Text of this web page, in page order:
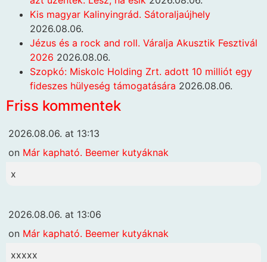
Kis magyar Kalinyingrád. Sátoraljaújhely
2026.08.06.
Jézus és a rock and roll. Váralja Akusztik Fesztivál
2026 2026.08.06.
Szopkó: Miskolc Holding Zrt. adott 10 milliót egy
fideszes hülyeség támogatására 2026.08.06.
Friss kommentek
2026.08.06. at 13:13
on Már kapható. Beemer kutyáknak
x
2026.08.06. at 13:06
on Már kapható. Beemer kutyáknak
xxxxx